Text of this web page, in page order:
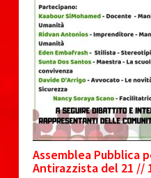
Assemblea Pubblica
Antirazzista del 21 //